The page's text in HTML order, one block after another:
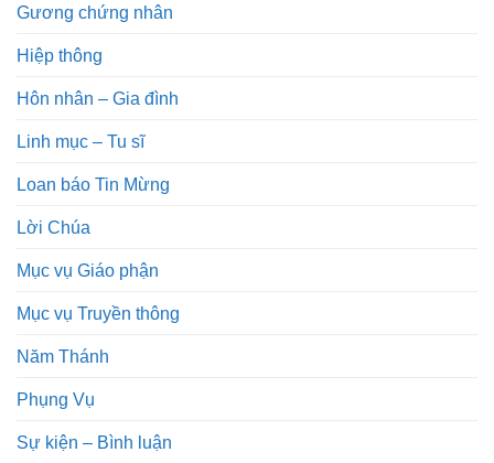
Gương chứng nhân
Hiệp thông
Hôn nhân – Gia đình
Linh mục – Tu sĩ
Loan báo Tin Mừng
Lời Chúa
Mục vụ Giáo phận
Mục vụ Truyền thông
Năm Thánh
Phụng Vụ
Sự kiện – Bình luận